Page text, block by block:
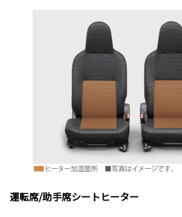
運転席/助手席シートヒーター